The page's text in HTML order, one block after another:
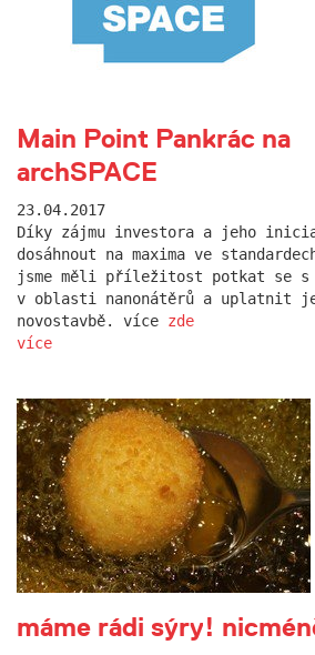
Main Point Pankrác na
archSPACE
23.04.2017
Díky zájmu investora a jeho
dosáhnout na maxima ve
jsme měli příležitost potkat se s
v oblasti nanonátěrů a uplatnit je
novostavbě. více zde
více
máme rádi sýry!